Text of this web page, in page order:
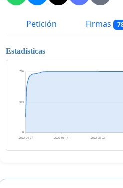
Petición Firmas
Estadísticas
0
393
786
2022-04-27 2022-06-14 2022-08-02